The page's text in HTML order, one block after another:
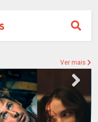
Ver mais